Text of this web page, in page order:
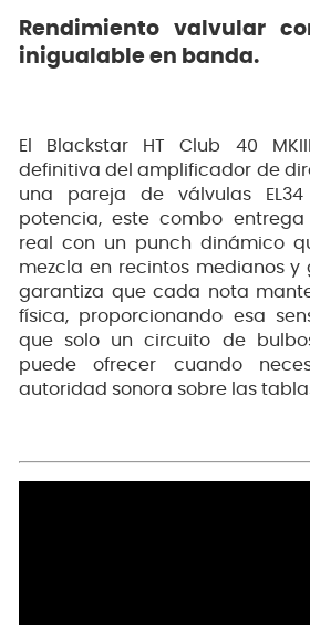
Rendimiento valvular
inigualable en banda.
El Blackstar HT Club 40
definitiva del amplificador de
una pareja de válvulas
potencia, este combo
real con un punch dinámico
mezcla en recintos medianos y
garantiza que cada nota
física, proporcionando esa
que solo un circuito de
puede ofrecer cuando
autoridad sonora sobre las